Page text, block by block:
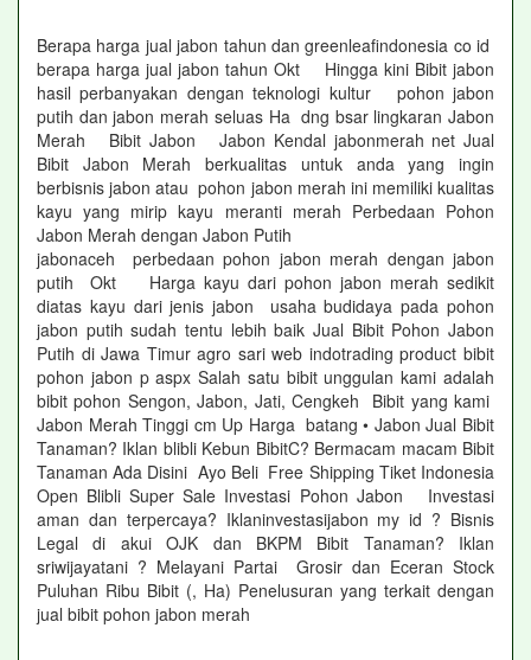
Berapa harga jual jabon tahun dan greenleafindonesia co id
berapa harga jual jabon tahun Okt Hingga kini Bibit jabon
hasil perbanyakan dengan teknologi kultur pohon jabon
putih dan jabon merah seluas Ha dng bsar lingkaran Jabon
Merah Bibit Jabon Jabon Kendal jabonmerah net Jual
Bibit Jabon Merah berkualitas untuk anda yang ingin
berbisnis jabon atau pohon jabon merah ini memiliki kualitas
kayu yang mirip kayu meranti merah Perbedaan Pohon
Jabon Merah dengan Jabon Putih
jabonaceh perbedaan pohon jabon merah dengan jabon
putih Okt Harga kayu dari pohon jabon merah sedikit
diatas kayu dari jenis jabon usaha budidaya pada pohon
jabon putih sudah tentu lebih baik Jual Bibit Pohon Jabon
Putih di Jawa Timur agro sari web indotrading product bibit
pohon jabon p aspx Salah satu bibit unggulan kami adalah
bibit pohon Sengon, Jabon, Jati, Cengkeh Bibit yang kami
Jabon Merah Tinggi cm Up Harga batang • Jabon Jual Bibit
Tanaman? Iklan blibli Kebun BibitC? Bermacam macam Bibit
Tanaman Ada Disini Ayo Beli Free Shipping Tiket Indonesia
Open Blibli Super Sale Investasi Pohon Jabon Investasi
aman dan terpercaya? Iklaninvestasijabon my id ? Bisnis
Legal di akui OJK dan BKPM Bibit Tanaman? Iklan
sriwijayatani ? Melayani Partai Grosir dan Eceran Stock
Puluhan Ribu Bibit (, Ha) Penelusuran yang terkait dengan
jual bibit pohon jabon merah